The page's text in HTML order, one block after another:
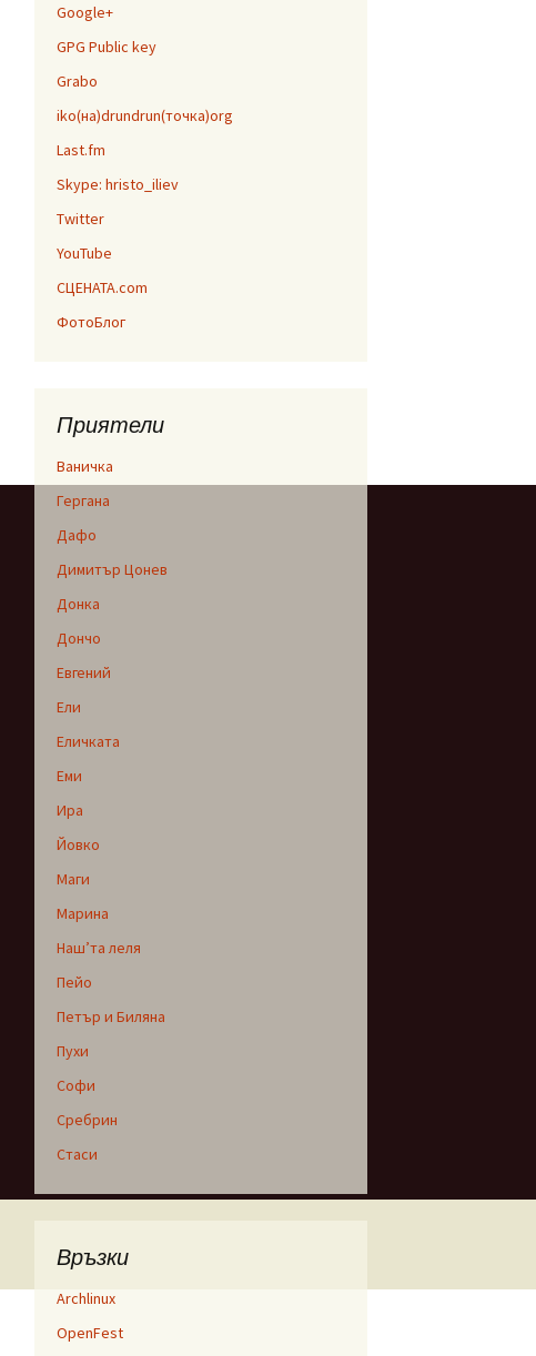
Google+
GPG Public key
Grabo
iko(на)drundrun(точка)org
Last.fm
Skype: hristo_iliev
Twitter
YouTube
СЦЕНАТА.com
ФотоБлог
Приятели
Ваничка
Гергана
Дафо
Димитър Цонев
Донка
Дончо
Евгений
Ели
Еличката
Еми
Ира
Йовко
Маги
Марина
Наш’та леля
Пейо
Петър и Биляна
Пухи
Софи
Сребрин
Стаси
Връзки
Archlinux
OpenFest